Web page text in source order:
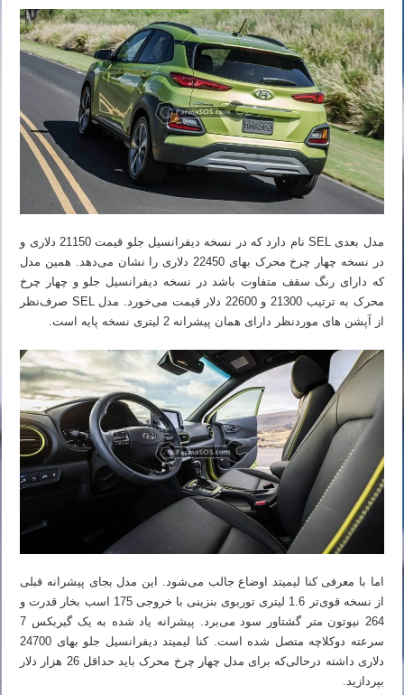
مدل بعدی SEL نام دارد که در نسخه دیفرانسیل جلو قیمت 21150 دلاری و
در نسخه چهار چرخ محرک بهای 22450 دلاری را نشان می‌دهد. همین مدل
که دارای رنگ سقف متفاوت باشد در نسخه دیفرانسیل جلو و چهار چرخ
محرک به ترتیب 21300 و 22600 دلار قیمت می‌خورد. مدل SEL صرف‌نظر
از آپشن های موردنظر دارای همان پیشرانه 2 لیتری نسخه پایه است.
اما با معرفی کنا لیمیتد اوضاع جالب می‌شود. این مدل بجای پیشرانه قبلی
از نسخه قوی‌تر 1.6 لیتری توربوی بنزینی با خروجی 175 اسب بخار قدرت و
264 نیوتون متر گشتاور سود می‌برد. پیشرانه یاد شده به یک گیربکس 7
سرعته دوکلاچه متصل شده است. کنا لیمیتد دیفرانسیل جلو بهای 24700
دلاری داشته درحالی‌که برای مدل چهار چرخ محرک باید حداقل 26 هزار دلار
بپردازید.